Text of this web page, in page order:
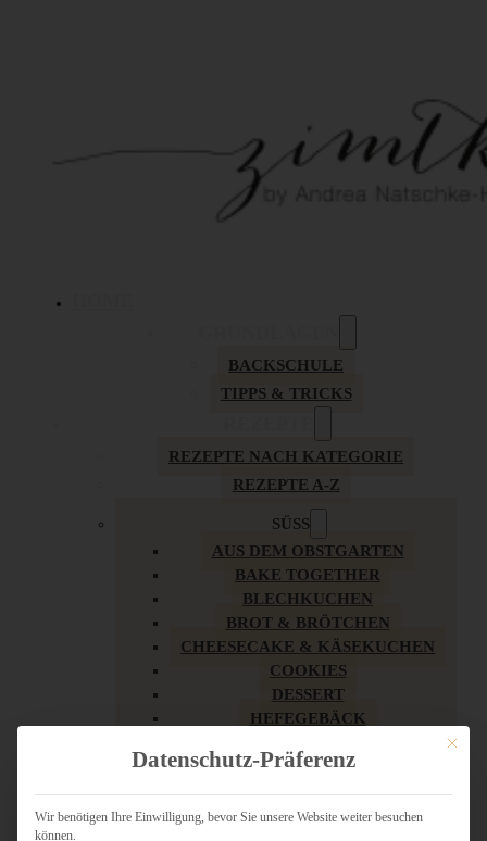
BACKSCHULE
TIPPS & TRICKS
REZEPTE NACH KATEGORIE
REZEPTE A-Z
SÜSS
AUS DEM OBSTGARTEN
BAKE TOGETHER
BLECHKUCHEN
BROT & BRÖTCHEN
CHEESECAKE & KÄSEKUCHEN
COOKIES
DESSERT
HEFEGEBÄCK
KUCHEN
LOW CARB & GESÜNDER
MY AMERICAN BAKERY
Mit
Datenschutz-Präferenz
Wir benötigen Ihre Einwilligung, bevor Sie unsere Website weiter besuchen
können.